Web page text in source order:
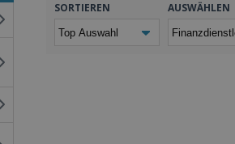
SORTIEREN AUSWÄHLEN